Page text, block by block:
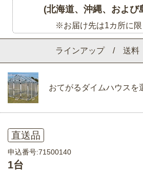
ラインアップ / 送
おてがるダイムハウスを
直送品
申込番号:71500140
1台
(北海道、沖縄、および
※お届け先は1カ所に限